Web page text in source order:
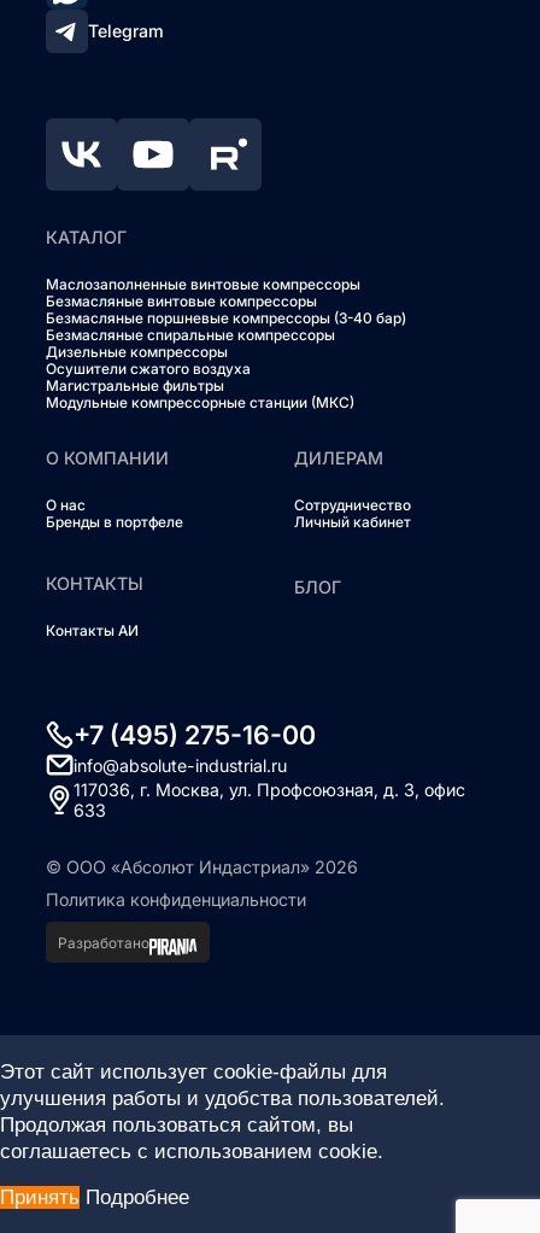
Telegram
КАТАЛОГ
Маслозаполненные винтовые компрессоры
Безмасляные винтовые компрессоры
Безмасляные поршневые компрессоры (3-40 бар)
Безмасляные спиральные компрессоры
Дизельные компрессоры
Осушители сжатого воздуха
Магистральные фильтры
Модульные компрессорные станции (МКС)
О КОМПАНИИ
О нас
Бренды в портфеле
ДИЛЕРАМ
Сотрудничество
Личный кабинет
КОНТАКТЫ
Контакты АИ
БЛОГ
+7 (495) 275-16-00
info@absolute-industrial.ru
117036, г. Москва, ул. Профсоюзная, д. 3, офис
633
© ООО «Абсолют Индастриал» 2026
Политика конфиденциальности
Разработано
Этот сайт использует cookie-файлы для
улучшения работы и удобства пользователей.
Продолжая пользоваться сайтом, вы
соглашаетесь с использованием cookie.
Принять Подробнее